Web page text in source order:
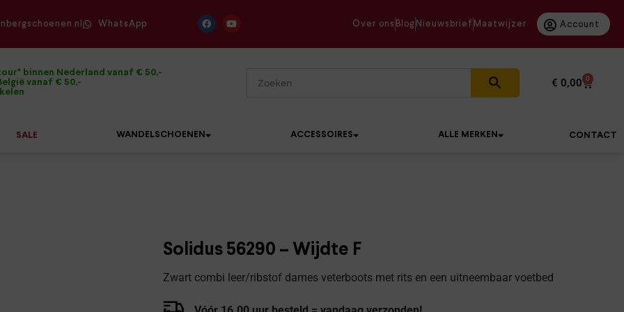
WhatsApp Over ons Blog Nieuwsbrief Maatwijzer Account
binnen Nederland vanaf € 50,-
vanaf € 50,-
€ 0,00 0
SALE WANDELSCHOENEN ACCESSOIRES ALLE MERKEN CONTACT
Solidus 56290 – Wijdte F
Zwart combi leer/ribstof dames veterboots met rits en een uitneembaar voetbed